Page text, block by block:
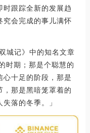
时跟踪全新的发展趋
究会完成的事儿满怀
城记》中的知名文章
时期；那是个聪慧的
心十足的阶段，那是
，那是黑喑笼罩着的
落的冬季。」